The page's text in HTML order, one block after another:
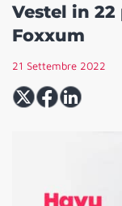
Vestel in
Foxxum
21 Settembre 2022